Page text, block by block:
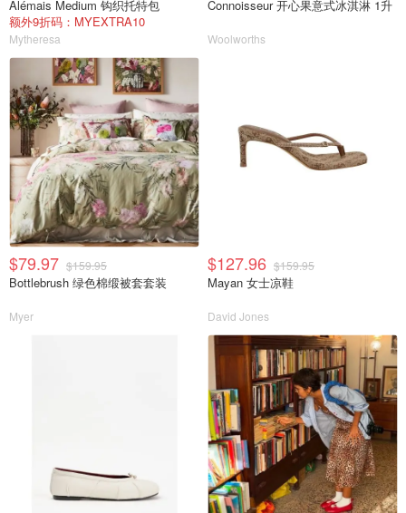
Alémais Medium 钩织托特包
额外9折码：MYEXTRA10
Mytheresa
Connoisseur 开心果意式冰淇淋 1升
Woolworths
$79.97 $159.95
Bottlebrush 绿色棉缎被套套装
Myer
$127.96 $159.95
Mayan 女士凉鞋
David Jones